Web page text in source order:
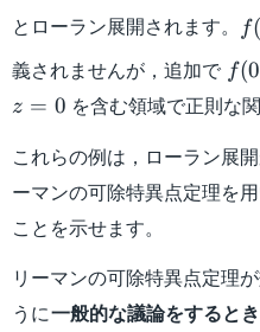
とローラン展開されます。 f(
義されませんが，追加で f(0
z = 0 を含む領域で正則な
これらの例は，ローラン展
ーマンの可除特異点定理を
ことを示せます。
リーマンの可除特異点定理
うに一般的な議論をすると